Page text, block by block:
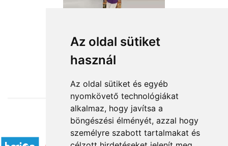
Az oldal sütiket
használ
Az oldal sütiket és egyéb
nyomkövető technológiákat
alkalmaz, hogy javítsa a
böngészési élményét, azzal hogy
személyre szabott tartalmakat és
from HUF15,600
Accepted payment methods